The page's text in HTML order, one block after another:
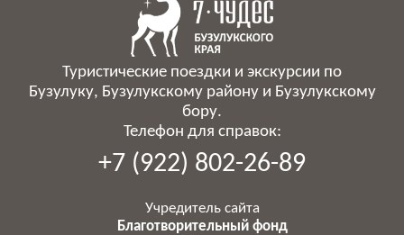
Туристические поездки и экскурсии по
Бузулуку, Бузулукскому району и Бузулукскому
бору.
Телефон для справок:
+7 (922) 802-26-89
Учредитель сайта
Благотворительный фонд